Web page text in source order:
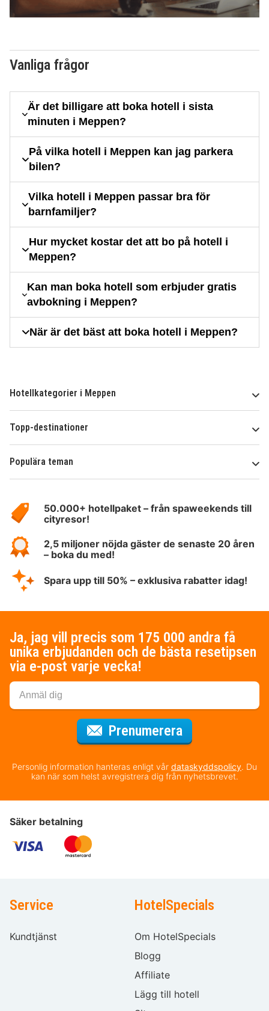
Vanliga frågor
Är det billigare att boka hotell i sista
minuten i Meppen?
På vilka hotell i Meppen kan jag parkera
bilen?
Vilka hotell i Meppen passar bra för
barnfamiljer?
Hur mycket kostar det att bo på hotell i
Meppen?
Kan man boka hotell som erbjuder gratis
avbokning i Meppen?
När är det bäst att boka hotell i Meppen?
Hotellkategorier i Meppen
Topp-destinationer
Populära teman
HotelSpecials50.000+ hotellpaket – från spaweekends till
cityresor!
2,5 miljoner nöjda gäster de senaste 20 åren
– boka du med!
Spara upp till 50% – exklusiva rabatter idag!
Ja, jag vill precis som 175 000 andra få
unika erbjudanden och de bästa resetipsen
via e-post varje vecka!
Prenumerera
Personlig information hanteras enligt vår dataskyddspolicy. Du
kan när som helst avregistrera dig från nyhetsbrevet.
Säker betalning
Service
Kundtjänst
HotelSpecials
Om HotelSpecials
Blogg
Affiliate
Lägg till hotell